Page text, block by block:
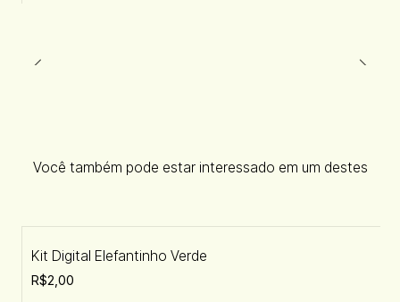
Você também pode estar interessado em um destes
Kit Digital Elefantinho Verde
R$2,00